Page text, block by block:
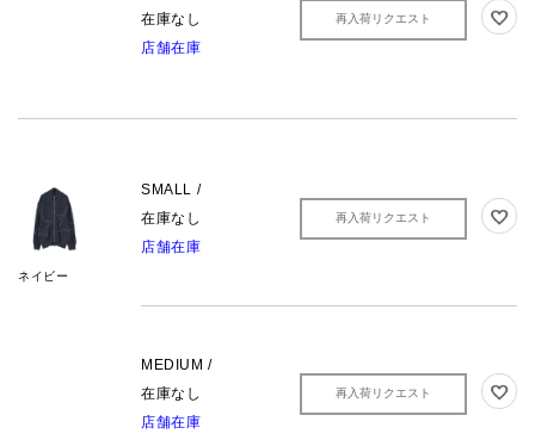
在庫なし
店舗在庫
再入荷リクエスト
ネイビー
SMALL /
在庫なし
店舗在庫
再入荷リクエスト
MEDIUM /
在庫なし
店舗在庫
再入荷リクエスト